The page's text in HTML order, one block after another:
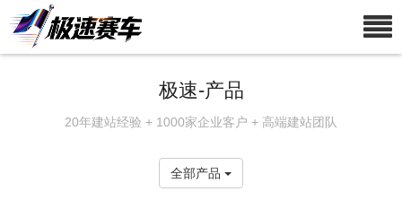
极速-产品
20年建站经验 + 1000家企业客户 + 高端建站团队
全部产品